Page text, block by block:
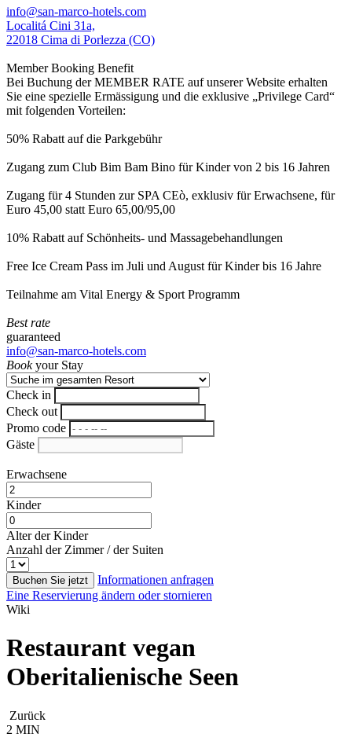
info@san-marco-hotels.com
Localitá Cini 31a,
22018 Cima di Porlezza (CO)
Member Booking Benefit
Bei Buchung der MEMBER RATE auf unserer Website erhalten
Sie eine spezielle Ermässigung und die exklusive „Privilege Card“
mit folgenden Vorteilen:
50% Rabatt auf die Parkgebühr
Zugang zum Club Bim Bam Bino für Kinder von 2 bis 16 Jahren
Zugang für 4 Stunden zur SPA CEò, exklusiv für Erwachsene, für
Euro 45,00 statt Euro 65,00/95,00
10% Rabatt auf Schönheits- und Massagebehandlungen
Free Ice Cream Pass im Juli und August für Kinder bis 16 Jahre
Teilnahme am Vital Energy & Sport Programm
Best rate
guaranteed
info@san-marco-hotels.com
Bookyour Stay
Check in
Check out
Promo code
Gäste
Erwachsene
Kinder
Alter der Kinder
Anzahl der Zimmer / der Suiten
Buchen Sie jetzt
Informationen anfragen
Eine Reservierung ändern oder stornieren
Wiki
Restaurant vegan
Oberitalienische Seen
Zurück
2 MIN